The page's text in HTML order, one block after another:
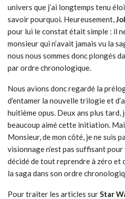
univers que j’ai longtemps tenu
savoir pourquoi. Heureusement,
pour lui le constat était simple : il
monsieur qui n’avait jamais vu la
nous nous sommes donc plongés
par ordre chronologique.
Nous avions donc regardé la
d’entamer la nouvelle trilogie et
huitième opus. Deux ans plus tard,
beaucoup aimé cette initiation.
Monsieur, de mon côté, je ne suis
visionnage n’est pas suffisant
décidé de tout reprendre à zéro et
la saga dans son ordre
Pour traiter les articles surStar